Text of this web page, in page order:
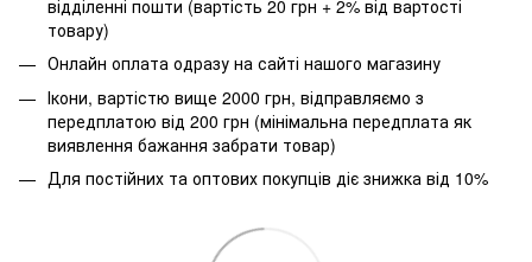
відділенні пошти (вартість 20 грн + 2% від вартості
товару)
Онлайн оплата одразу на сайті нашого магазину
Ікони, вартістю вище 2000 грн, відправляємо з
передплатою від 200 грн (мінімальна передплата як
виявлення бажання забрати товар)
Для постійних та оптових покупців діє знижка від 10%